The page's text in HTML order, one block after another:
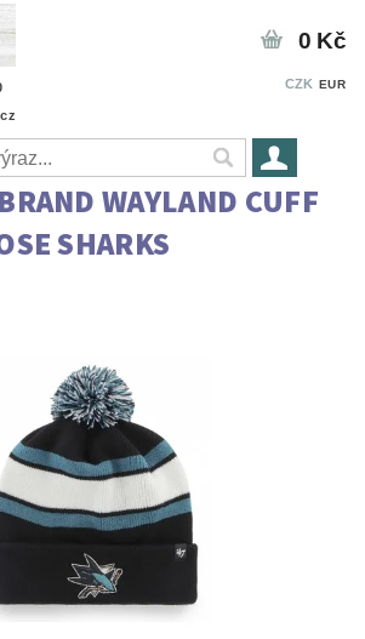
CZK EUR
0 Kč
WAYLAND CUFF
SHARKS